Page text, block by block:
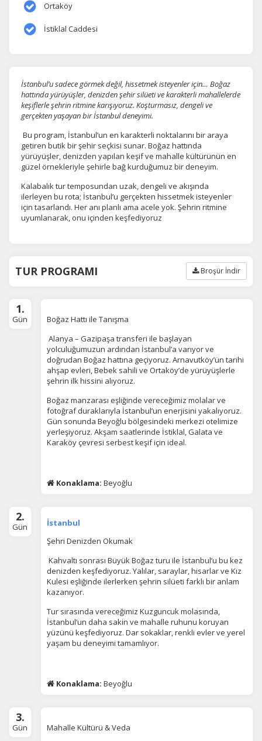
Ortaköy
İstiklal Caddesi
İstanbul’u sadece görmek değil, hissetmek isteyenler için… Boğaz
hattında yürüyüşler, denizden şehir silüeti ve karakterli mahallelerde
keşiflerle şehrin ritmine karışıyoruz. Koşturmasız, dengeli ve
gerçekten yaşayan bir İstanbul deneyimi.
Bu program, İstanbul’un en karakterli noktalarını bir araya
getiren butik bir şehir seçkisi sunar. Boğaz hattında
yürüyüşler, denizden yapılan keşif ve mahalle kültürünün en
güzel örnekleriyle şehirle bağ kurduğumuz bir deneyim.
Kalabalık tur temposundan uzak, dengeli ve akışında
ilerleyen bu rota; İstanbul’u gerçekten hissetmek isteyenler
için tasarlandı. Her anı planlı ama acele yok. Şehrin ritmine
uyumlanarak, onu içinden keşfediyoruz
TUR PROGRAMI Broşür İndir
1.
Gün
Boğaz Hattı ile Tanışma
Alanya – Gazipaşa transferi ile başlayan
yolculuğumuzun ardından İstanbul’a varıyor ve
doğrudan Boğaz hattına geçiyoruz. Arnavutköy’ün tarihi
ahşap evleri, Bebek sahili ve Ortaköy’de yürüyüşlerle
şehrin ilk hissini alıyoruz.
Boğaz manzarası eşliğinde vereceğimiz molalar ve
fotoğraf duraklarıyla İstanbul’un enerjisini yakalıyoruz.
Gün sonunda Beyoğlu bölgesindeki merkezi otelimize
yerleşiyoruz. Akşam saatlerinde İstiklal, Galata ve
Karaköy çevresi serbest keşif için ideal.
Konaklama: Beyoğlu
2.
Gün
İstanbul
Şehri Denizden Okumak
Kahvaltı sonrası Büyük Boğaz turu ile İstanbul’u bu kez
denizden keşfediyoruz. Yalılar, saraylar, hisarlar ve Kız
Kulesi eşliğinde ilerlerken şehrin silüeti farklı bir anlam
kazanıyor.
Tur sırasında vereceğimiz Kuzguncuk molasında,
İstanbul’un daha sakin ve mahalle ruhunu koruyan
yüzünü keşfediyoruz. Dar sokaklar, renkli evler ve yerel
yaşam bu deneyimi tamamlıyor.
Konaklama: Beyoğlu
3.
Gün
Mahalle Kültürü & Veda